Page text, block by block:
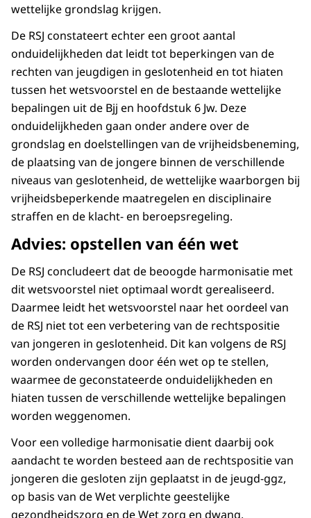
wettelijke grondslag krijgen.
De RSJ constateert echter een groot aantal
onduidelijkheden dat leidt tot beperkingen van de
rechten van jeugdigen in geslotenheid en tot hiaten
tussen het wetsvoorstel en de bestaande wettelijke
bepalingen uit de Bjj en hoofdstuk 6 Jw. Deze
onduidelijkheden gaan onder andere over de
grondslag en doelstellingen van de vrijheidsbeneming,
de plaatsing van de jongere binnen de verschillende
niveaus van geslotenheid, de wettelijke waarborgen bij
vrijheidsbeperkende maatregelen en disciplinaire
straffen en de klacht- en beroepsregeling.
Advies: opstellen van één wet
De RSJ concludeert dat de beoogde harmonisatie met
dit wetsvoorstel niet optimaal wordt gerealiseerd.
Daarmee leidt het wetsvoorstel naar het oordeel van
de RSJ niet tot een verbetering van de rechtspositie
van jongeren in geslotenheid. Dit kan volgens de RSJ
worden ondervangen door één wet op te stellen,
waarmee de geconstateerde onduidelijkheden en
hiaten tussen de verschillende wettelijke bepalingen
worden weggenomen.
Voor een volledige harmonisatie dient daarbij ook
aandacht te worden besteed aan de rechtspositie van
jongeren die gesloten zijn geplaatst in de jeugd-ggz,
op basis van de Wet verplichte geestelijke
gezondheidszorg en de Wet zorg en dwang.